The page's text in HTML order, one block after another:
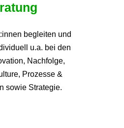
begleiten und
u.a. bei den
Nachfolge,
Prozesse &
sowie Strategie.